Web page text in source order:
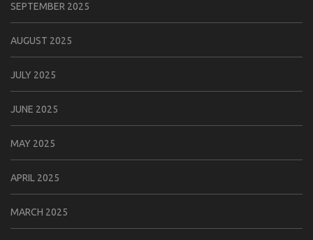
SEPTEMBER 2025
AUGUST 2025
JULY 2025
JUNE 2025
MAY 2025
APRIL 2025
MARCH 2025